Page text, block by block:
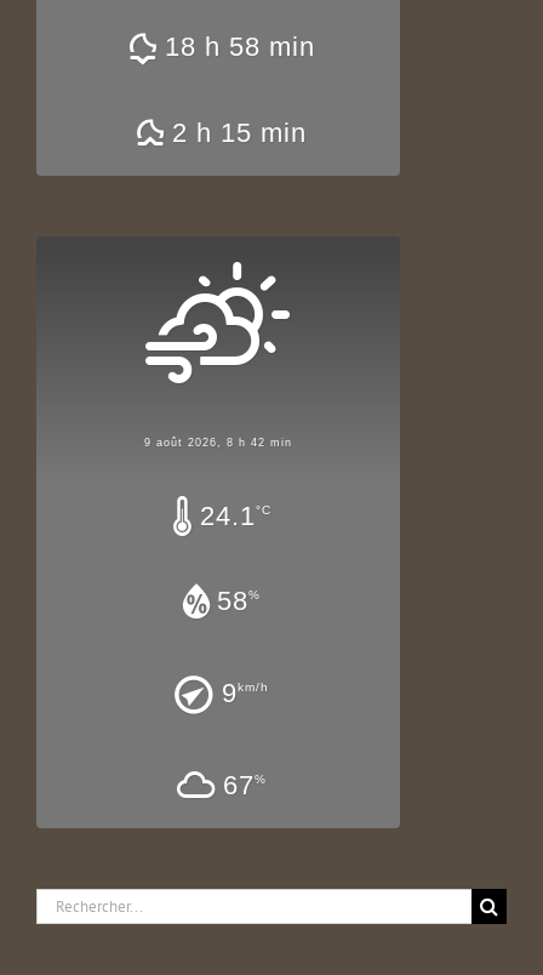
18 h 58 min
2 h 15 min
9 août 2026, 8 h 42 min
24.1°C
58%
9km/h
67%
Rechercher: